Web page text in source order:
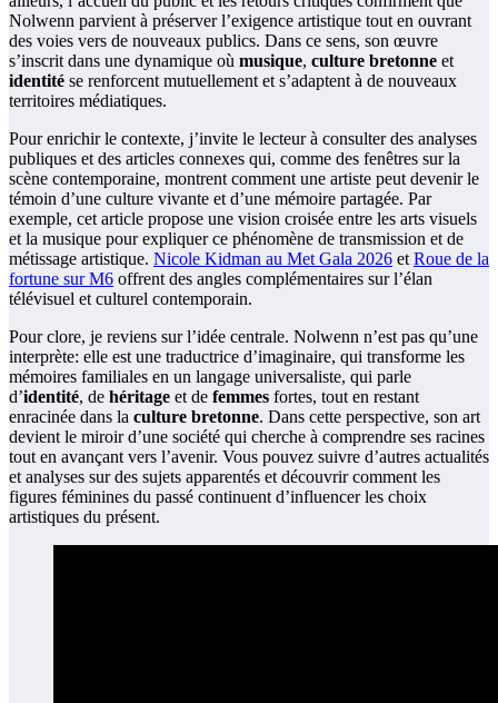
Nolwenn parvient à préserver l’exigence artistique tout en ouvrant
des voies vers de nouveaux publics. Dans ce sens, son œuvre
s’inscrit dans une dynamique où musique, culture bretonne et
identité se renforcent mutuellement et s’adaptent à de nouveaux
territoires médiatiques.
Pour enrichir le contexte, j’invite le lecteur à consulter des analyses
publiques et des articles connexes qui, comme des fenêtres sur la
scène contemporaine, montrent comment une artiste peut devenir le
témoin d’une culture vivante et d’une mémoire partagée. Par
exemple, cet article propose une vision croisée entre les arts visuels
et la musique pour expliquer ce phénomène de transmission et de
métissage artistique. Nicole Kidman au Met Gala 2026 et Roue de la
fortune sur M6 offrent des angles complémentaires sur l’élan
télévisuel et culturel contemporain.
Pour clore, je reviens sur l’idée centrale. Nolwenn n’est pas qu’une
interprète: elle est une traductrice d’imaginaire, qui transforme les
mémoires familiales en un langage universaliste, qui parle
d’identité, de héritage et de femmes fortes, tout en restant
enracinée dans la culture bretonne. Dans cette perspective, son art
devient le miroir d’une société qui cherche à comprendre ses racines
tout en avançant vers l’avenir. Vous pouvez suivre d’autres actualités
et analyses sur des sujets apparentés et découvrir comment les
figures féminines du passé continuent d’influencer les choix
artistiques du présent.